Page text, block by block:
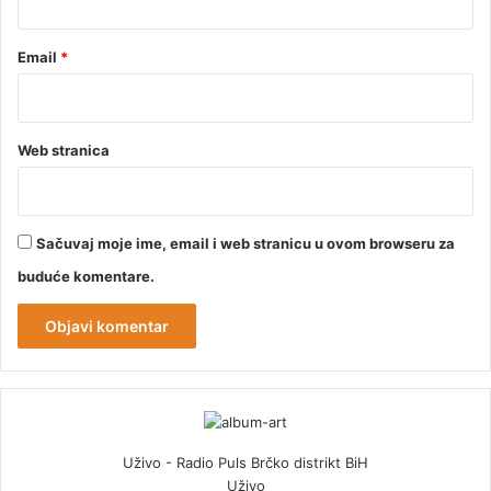
Email *
Web stranica
Sačuvaj moje ime, email i web stranicu u ovom browseru za
buduće komentare.
Uživo - Radio Puls Brčko distrikt BiH
Uživo